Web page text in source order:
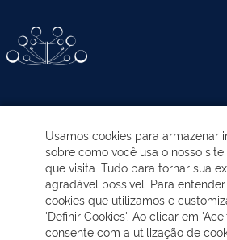
EDUCAÇÃO AMBIENTAL
NOTÍCIAS
Usamos cookies para armazenar
sobre como você usa o nosso
que visita. Tudo para tornar sua
agradável possível. Para
cookies que utilizamos e
'Definir Cookies'. Ao clicar em
consente com a utilização de